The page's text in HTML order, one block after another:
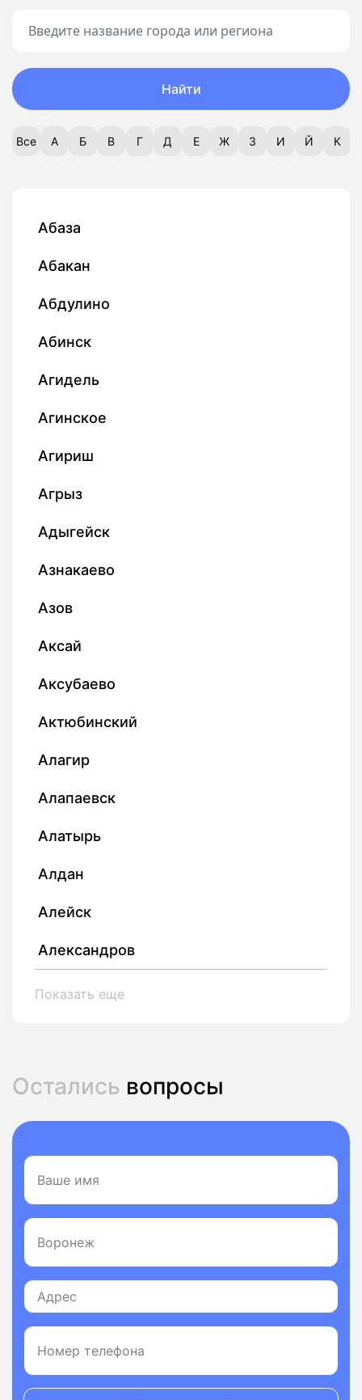
Найти
Все А Б В Г Д Е Ж З И Й К
Абаза
Абакан
Абдулино
Абинск
Агидель
Агинское
Агириш
Агрыз
Адыгейск
Азнакаево
Азов
Аксай
Аксубаево
Актюбинский
Алагир
Алапаевск
Алатырь
Алдан
Алейск
Александров
Показать еще
Остались вопросы